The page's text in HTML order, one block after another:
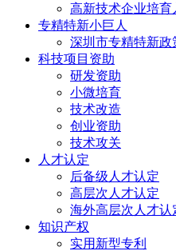
高新技术企业培育
专精特新小巨人
深圳市专精特新政
科技项目资助
研发资助
小微培育
技术改造
创业资助
技术攻关
人才认定
后备级人才认定
高层次人才认定
海外高层次人才认
知识产权
实用新型专利